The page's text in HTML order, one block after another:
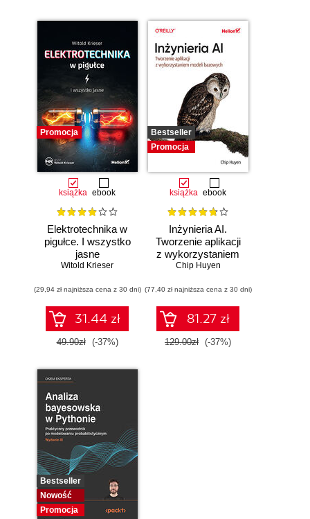
Promocja
książka ebook
Elektrotechnika w
pigułce. I wszystko
jasne
Witold Krieser
(29,94 zł najniższa cena z 30 dni)
31.44 zł
49.90zł (-37%)
Bestseller
Promocja
książka ebook
Inżynieria AI.
Tworzenie aplikacji
z wykorzystaniem
modeli bazowych
Chip Huyen
(77,40 zł najniższa cena z 30 dni)
81.27 zł
129.00zł (-37%)
Bestseller
Nowość
Promocja